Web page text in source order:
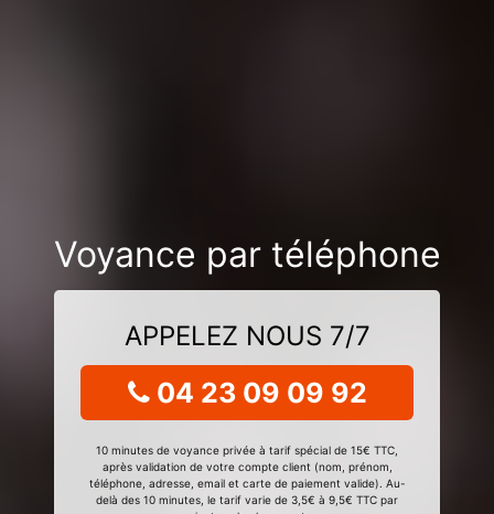
Voyance par téléphone
APPELEZ NOUS 7/7
04 23 09 09 92
10 minutes de voyance privée à tarif spécial de 15€ TTC,
après validation de votre compte client (nom, prénom,
téléphone, adresse, email et carte de paiement valide). Au-
delà des 10 minutes, le tarif varie de 3,5€ à 9,5€ TTC par